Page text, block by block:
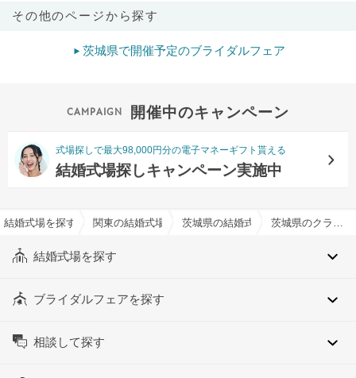
その他のページから探す
茨城県で開催予定のブライダルフェア
開催中のキャンペーン
式場探しで最大98,000円分の電子マネーギフト貰える
結婚式場探しキャンペーン実施中
結婚式場を探すならハナユメ
関東の結婚式場 茨城県の結婚式場 茨城県のクラシカルイメージでおすすめの結婚式場・挙式会場一覧
結婚式場を探す
ブライダルフェアを探す
相談して探す